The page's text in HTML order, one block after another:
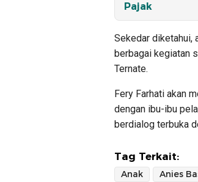
Pajak
Sekedar diketahui,
berbagai kegiatan
Ternate.
Fery Farhati akan
dengan ibu-ibu
berdialog terbuka
Tag Terkait:
Anak Anies